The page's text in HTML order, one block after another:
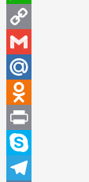
WhatsApp
Copy
Link
Gmail
Mail.Ru
Odnoklassniki
Print
Skype